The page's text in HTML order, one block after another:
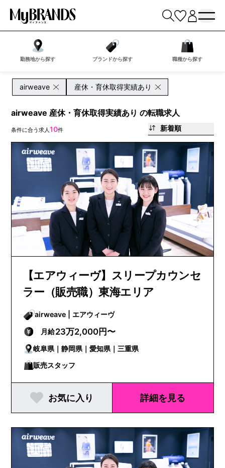
勤務地から探す ブランドから探す 職種から探す
airweave 産休・育休取得実績あり
airweave 産休・育休取得実績あり の転職求人
条件に合う求人10件 新着順
【エアウィーヴ】スリープカウンセ
ラー（販売職）東海エリア
airweave | エアウィーヴ
月給23万2,000円〜
岐阜県｜静岡県｜愛知県｜三重県
販売スタッフ
お気に入り 詳細を見る